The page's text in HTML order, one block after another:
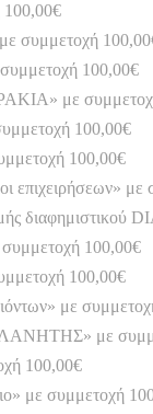
συμμετοχή
100,00€
με
100,00€
100,00€
με
διαφημιστικού
100,00€
100,00€
με
με
100,00€
με συμμετοχή